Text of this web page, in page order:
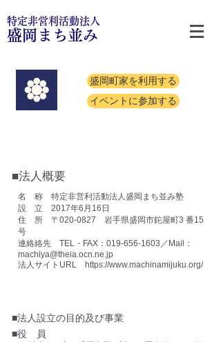
特定非営利活動法人
盛岡まち並み
盛岡町家を利用する
イベントに参加する
■役 員
■法人概要
名 称 特定非営利活動法人盛岡まち並み塾
設 立 2017年6月16日
住 所 〒020-0827 岩手県盛岡市鉈屋町3 番15
号
連絡絡先 TEL・FAX：019-656-1603／Mail：
machiya@theia.ocn.ne.jp
法人サイトURL
https://www.machinamijuku.org/
■法人設立の目的及び事業